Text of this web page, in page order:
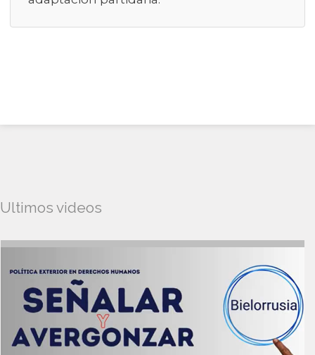
Ultimos videos